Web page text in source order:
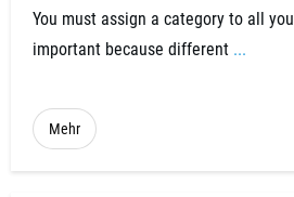
You must assign a category to all
important because different ...
Mehr